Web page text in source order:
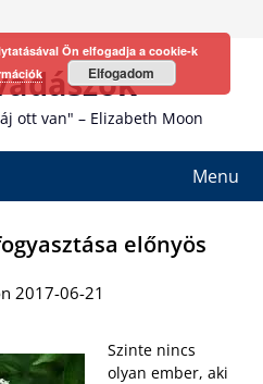
ott van" – Elizabeth Moon
Menu
előnyös
2017-06-21
Szinte nincs
olyan ember, aki
Ön elfogadja a cookie-k
Elfogadom